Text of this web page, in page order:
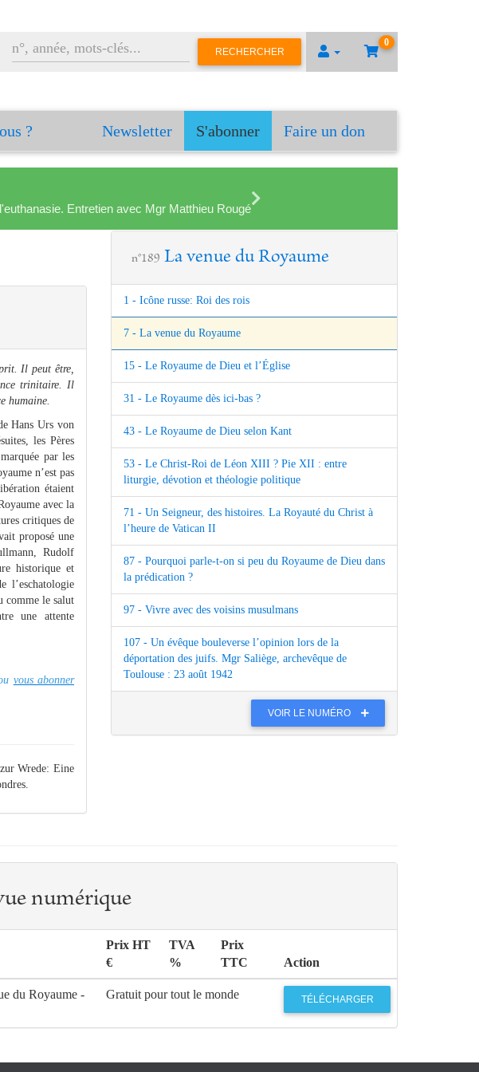
0
RECHERCHER
? Newsletter S'abonner Faire un don
Entretien avec Mgr Matthieu Rougé
Il peut être,
trinitaire. Il
humaine.
Hans Urs von
les Pères
par les
n’est pas
étaient
avec la
critiques de
proposé une
Rudolf
historique et
l’eschatologie
comme le salut
une attente
vous abonner
Wrede: Eine
n°189 La venue du Royaume
1 - Icône russe: Roi des rois
7 - La venue du Royaume
15 - Le Royaume de Dieu et l’Église
31 - Le Royaume dès ici-bas ?
43 - Le Royaume de Dieu selon Kant
53 - Le Christ-Roi de Léon XIII ? Pie XII : entre
liturgie, dévotion et théologie politique
71 - Un Seigneur, des histoires. La Royauté du Christ à
l’heure de Vatican II
87 - Pourquoi parle-t-on si peu du Royaume de Dieu dans
la prédication ?
97 - Vivre avec des voisins musulmans
107 - Un évêque bouleverse l’opinion lors de la
déportation des juifs. Mgr Saliège, archevêque de
Toulouse : 23 août 1942
VOIR LE NUMÉRO
numérique
Prix HT
€
TVA
%
Prix
TTC
Action
du Royaume -
Gratuit pour tout le monde TÉLÉCHARGER